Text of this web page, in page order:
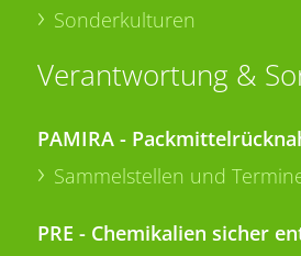
Sonderkulturen
Verantwortung &
PAMIRA -
Sammelstellen und
PRE - Chemikalien sicher